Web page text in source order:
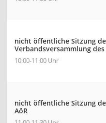
nicht öffentliche Sitzung
Verbandsversammlung des
10:00-11:00 Uhr
nicht öffentliche Sitzung
AöR